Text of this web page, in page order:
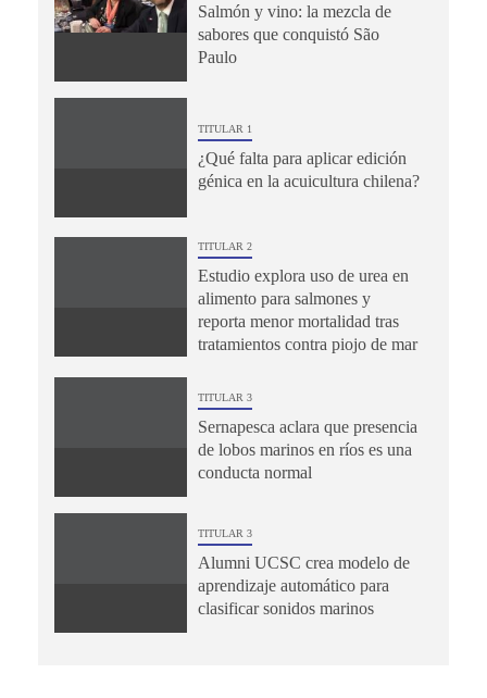
Salmón y vino: la mezcla de
sabores que conquistó São
Paulo
TITULAR 1
¿Qué falta para aplicar edición
génica en la acuicultura chilena?
TITULAR 2
Estudio explora uso de urea en
alimento para salmones y
reporta menor mortalidad tras
tratamientos contra piojo de mar
TITULAR 3
Sernapesca aclara que presencia
de lobos marinos en ríos es una
conducta normal
TITULAR 3
Alumni UCSC crea modelo de
aprendizaje automático para
clasificar sonidos marinos